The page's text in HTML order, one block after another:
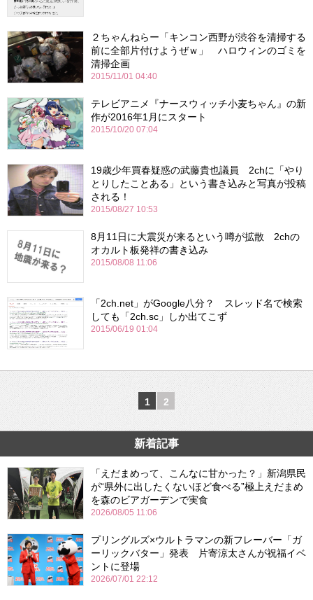
２ちゃんねらー「キンコン西野が渋谷を清掃する
前に全部片付けようぜｗ」 ハロウィンのゴミを
清掃企画
2015/11/01 04:40
テレビアニメ『ナースウィッチ小麦ちゃん』の新
作が2016年1月にスタート
2015/10/20 07:04
19歳少年買春疑惑の武藤貴也議員 2chに「やり
とりしたことある」という書き込みと写真が投稿
される！
2015/08/27 10:53
8月11日に大震災が来るという噂が拡散 2chの
オカルト板発祥の書き込み
2015/08/08 11:06
「2ch.net」がGoogle八分？ スレッド名で検索
しても「2ch.sc」しか出てこず
2015/06/19 01:04
1 2
新着記事
「えだまめって、こんなに甘かった？」新潟県民
が“県外に出したくないほど食べる”極上えだまめ
を森のビアガーデンで実食
2026/08/05 11:06
プリングルズ×ウルトラマンの新フレーバー「ガ
ーリックバター」発表 片寄涼太さんが祝福イベ
ントに登場
2026/07/01 22:12